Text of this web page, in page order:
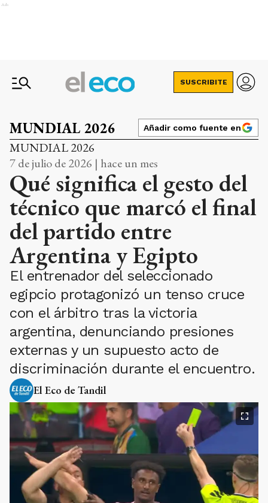
Ads
SUSCRIBITE
MUNDIAL 2026 Añadir como fuente en
MUNDIAL 2026
7 de julio de 2026 | hace un mes
Qué significa el gesto del
técnico que marcó el final
del partido entre
Argentina y Egipto
El entrenador del seleccionado
egipcio protagonizó un tenso cruce
con el árbitro tras la victoria
argentina, denunciando presiones
externas y un supuesto acto de
discriminación durante el encuentro.
El Eco de Tandil